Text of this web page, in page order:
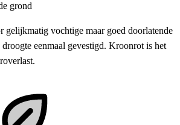
grond
gelijkmatig vochtige maar goed doorlatende
eenmaal gevestigd. Kroonrot is het